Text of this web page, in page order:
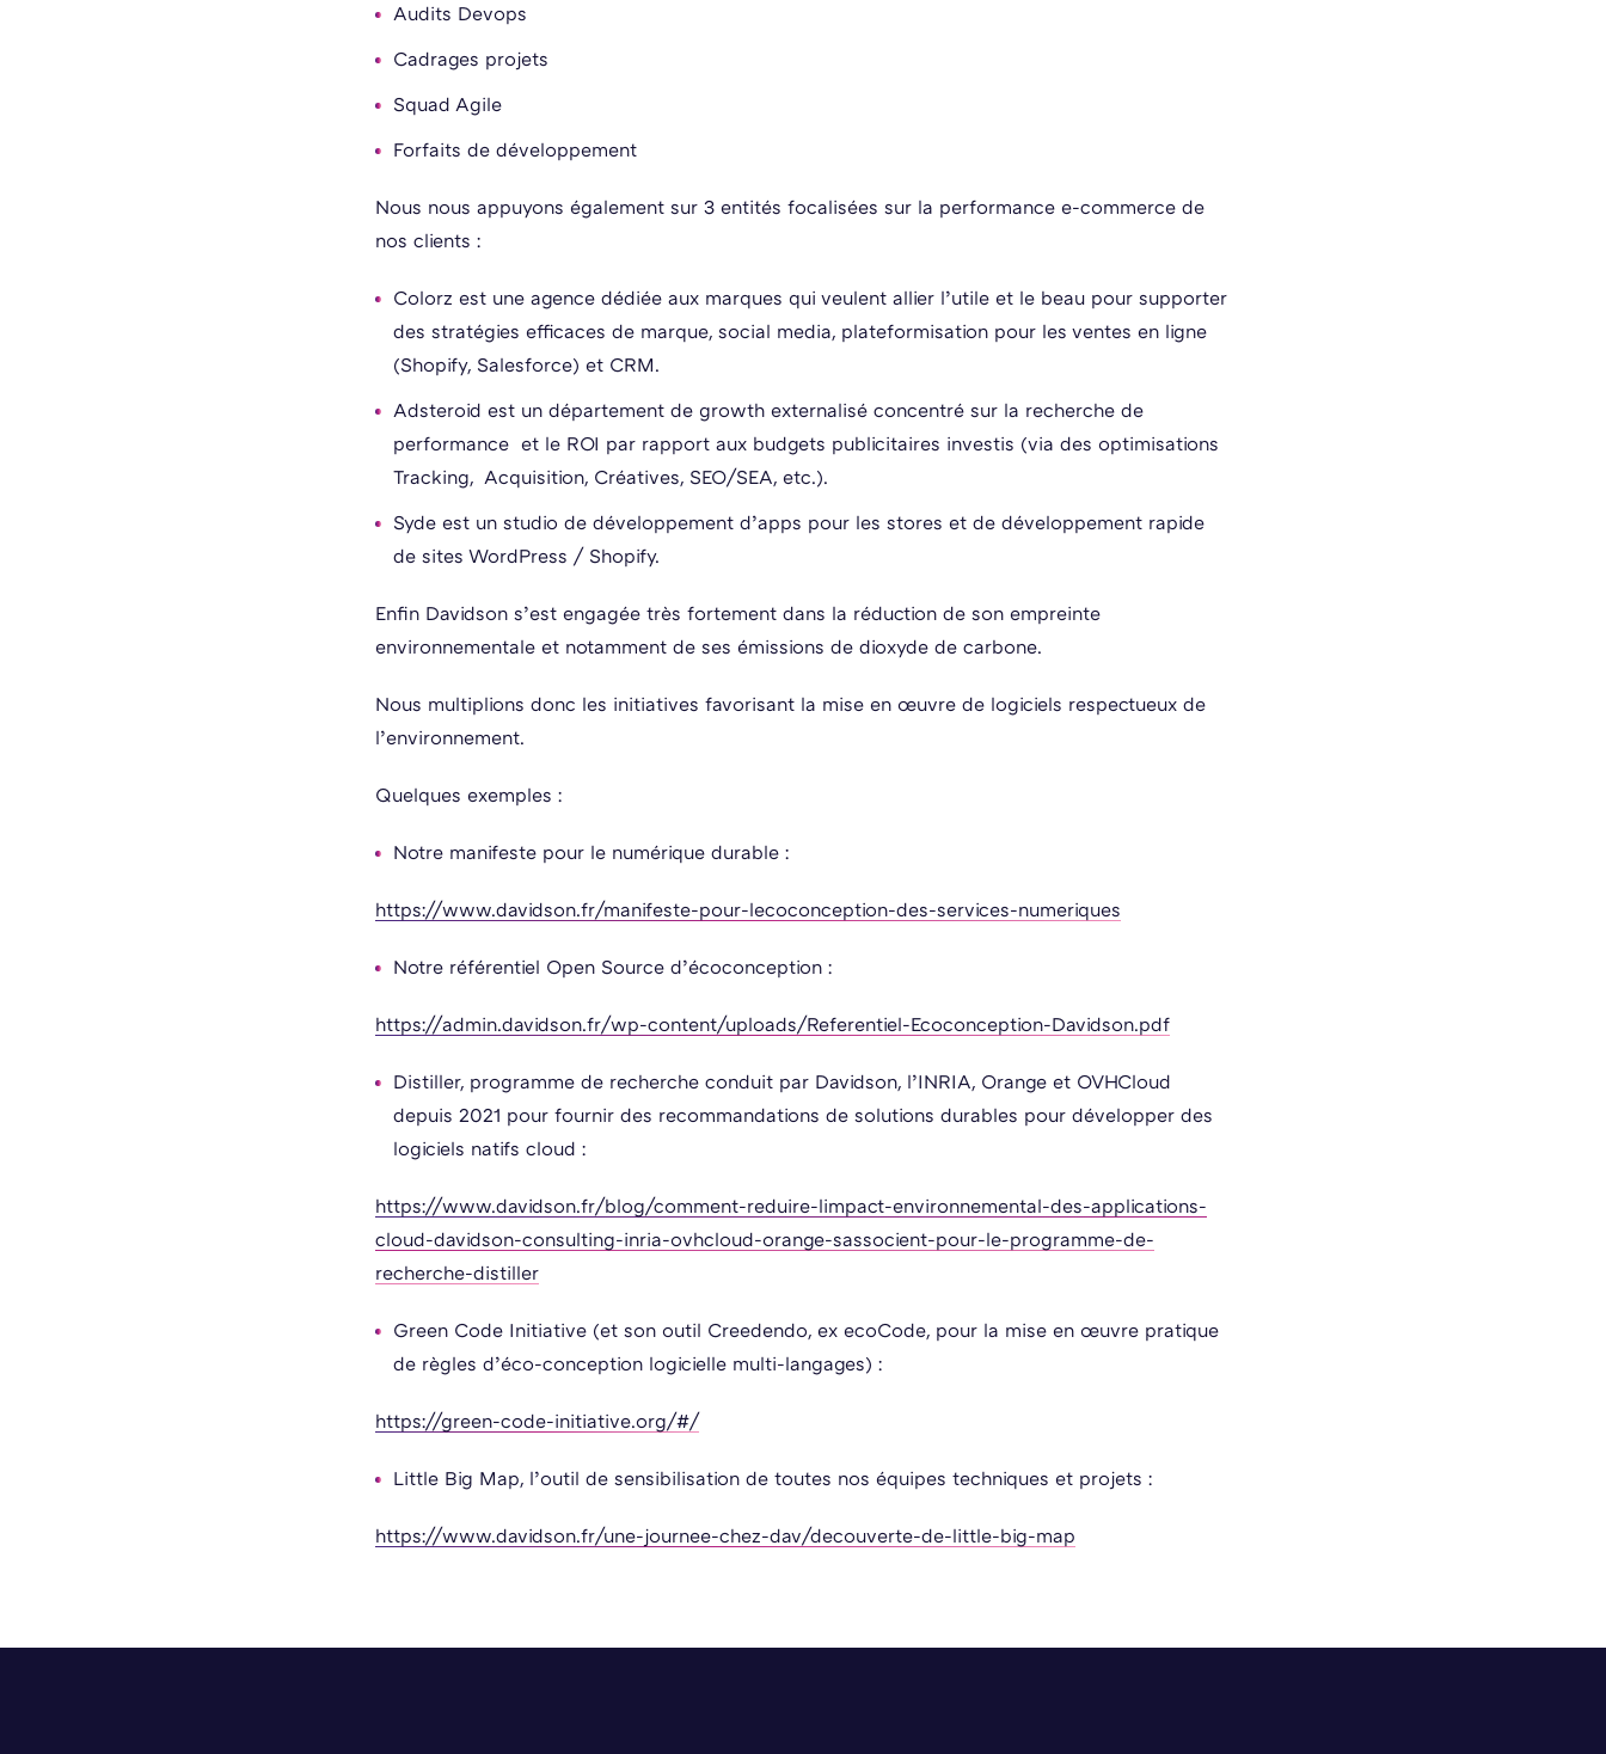
Audits Devops
Cadrages projets
Squad Agile
Forfaits de développement
Nous nous appuyons également sur 3 entités focalisées sur la performance e-commerce de
nos clients :
Colorz est une agence dédiée aux marques qui veulent allier l’utile et le beau pour supporter
des stratégies efficaces de marque, social media, plateformisation pour les ventes en ligne
(Shopify, Salesforce) et CRM.
Adsteroid est un département de growth externalisé concentré sur la recherche de
performance et le ROI par rapport aux budgets publicitaires investis (via des optimisations
Tracking, Acquisition, Créatives, SEO/SEA, etc.).
Syde est un studio de développement d’apps pour les stores et de développement rapide
de sites WordPress / Shopify.
Enfin Davidson s’est engagée très fortement dans la réduction de son empreinte
environnementale et notamment de ses émissions de dioxyde de carbone.
Nous multiplions donc les initiatives favorisant la mise en œuvre de logiciels respectueux de
l’environnement.
Quelques exemples :
Notre manifeste pour le numérique durable :
https://www.davidson.fr/manifeste-pour-lecoconception-des-services-numeriques
Notre référentiel Open Source d’écoconception :
https://admin.davidson.fr/wp-content/uploads/Referentiel-Ecoconception-Davidson.pdf
Distiller, programme de recherche conduit par Davidson, l’INRIA, Orange et OVHCloud
depuis 2021 pour fournir des recommandations de solutions durables pour développer des
logiciels natifs cloud :
https://www.davidson.fr/blog/comment-reduire-limpact-environnemental-des-applications-
cloud-davidson-consulting-inria-ovhcloud-orange-sassocient-pour-le-programme-de-
recherche-distiller
Green Code Initiative (et son outil Creedendo, ex ecoCode, pour la mise en œuvre pratique
de règles d’éco-conception logicielle multi-langages) :
https://green-code-initiative.org/#/
Little Big Map, l’outil de sensibilisation de toutes nos équipes techniques et projets :
https://www.davidson.fr/une-journee-chez-dav/decouverte-de-little-big-map